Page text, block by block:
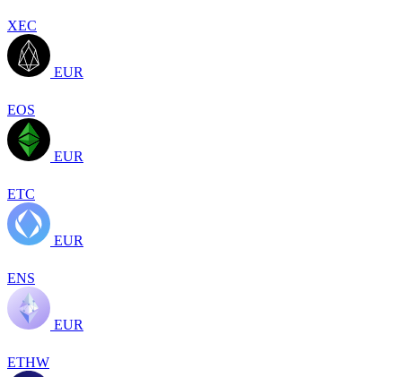
XEC
EUR
EOS
EUR
ETC
EUR
ENS
EUR
ETHW